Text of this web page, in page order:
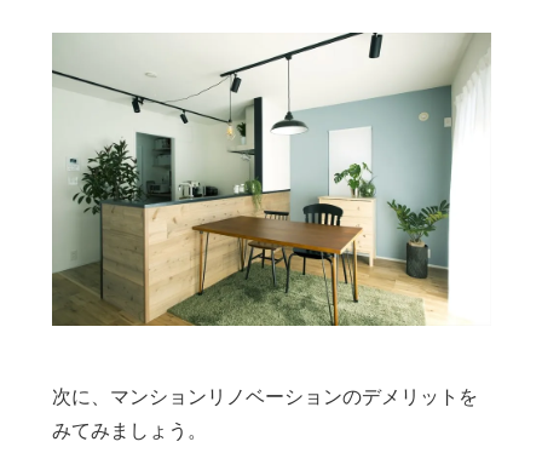
次に、マンションリノベーションのデメリットを
みてみましょう。